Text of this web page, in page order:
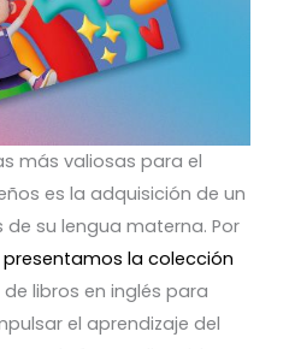
más valiosas para el
es la adquisición de un
su lengua materna. Por
presentamos la colección
de libros en inglés para
el aprendizaje del